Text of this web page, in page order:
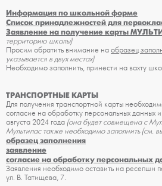
Информация по школьной форме
Список принадлежностей для
Заявление на получение карты
территорию школы)
Просим обратить внимание наобразец
указывается в двух местах)
Необходимо заполнить, принести на вахту
ТРАНСПОРТНЫЕ КАРТЫ
Для получения транспортной карты
согласие на обработку персональных данных
августа 2024 года (она будет совмещена с
Мультипас также необходимо заполнить (см.
образец заполнения
заявление
согласие на обработку персональных
Заявления необходимо оставить на ресепшн
ул. В. Татищева, 7.